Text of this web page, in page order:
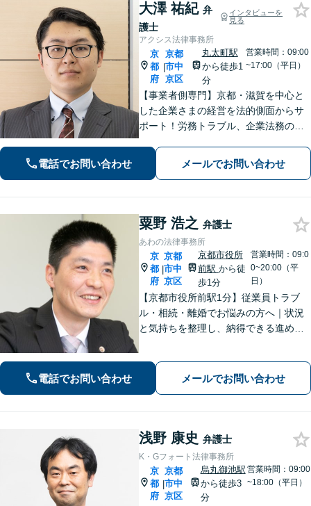
大澤 祐紀 弁
護士
インタビューを
見る
アクシス法律事務所
京
都
府
|
京都
市中
京区
丸太町駅
から徒歩1
分
営業時間：09:00
~17:00（平日）
【事業者側専門】京都・滋賀を中心と
した企業さまの経営を法的側面からサ
ポート！労務トラブル、企業法務のご
問題への対応を中心に、その他中小企
業法務について豊富な経験がありま
電話でお問い合わせ メールでお問い合わせ
粟野 浩之 弁護士
あわの法律事務所
京
都
府
|
京都
市中
京区
京都市役所
前駅 から徒
歩1分
営業時間：09:0
0~20:00（平
日）
【京都市役所前駅1分】従業員トラブ
ル・相続・離婚でお悩みの方へ｜状況
と気持ちを整理し、納得できる進め方
電話でお問い合わせ メールでお問い合わせ
浅野 康史 弁護士
K・Gフォート法律事務所
京
都
府
|
京都
市中
京区
烏丸御池駅
から徒歩3
分
営業時間：09:00
~18:00（平日）